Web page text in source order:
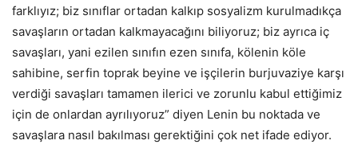
farklıyız; biz sınıflar ortadan kalkıp sosyalizm kurulmadıkça
savaşların ortadan kalkmayacağını biliyoruz; biz ayrıca iç
savaşları, yani ezilen sınıfın ezen sınıfa, kölenin köle
sahibine, serfin toprak beyine ve işçilerin burjuvaziye karşı
verdiği savaşları tamamen ilerici ve zorunlu kabul ettiğimiz
için de onlardan ayrılıyoruz” diyen Lenin bu noktada ve
savaşlara nasıl bakılması gerektiğini çok net ifade ediyor.